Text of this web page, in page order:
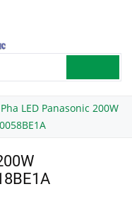
LED Panasonic 200W